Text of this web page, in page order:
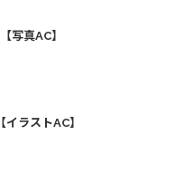
写真AC】
ラストAC】